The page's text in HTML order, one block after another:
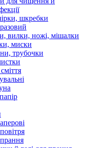
шкребки
вилки, ножі, мішалки
миски
трубочки